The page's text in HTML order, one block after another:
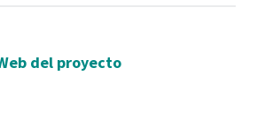
del proyecto